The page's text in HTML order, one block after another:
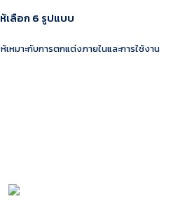
เลือก 6 รูปแบบ
หมาะกับการตกแต่งภายในและการใช้งาน